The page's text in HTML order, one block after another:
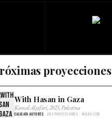
proyecciones
With Hasan in Gaza
Kamal Aljafari, 2025, Palestina
Caligari Autores · Dos proyecciones · Malba Cine